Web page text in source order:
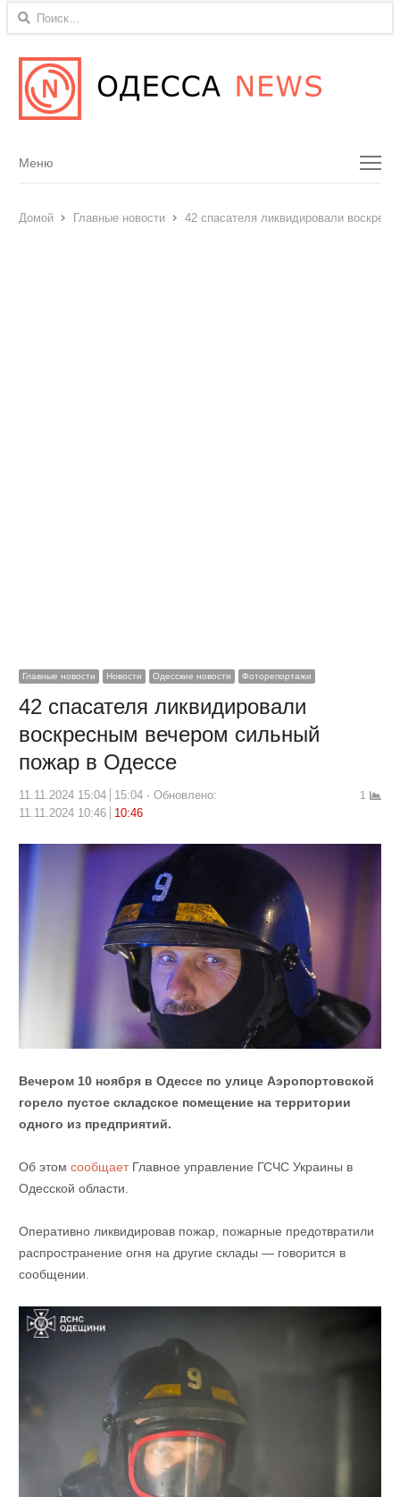
Найти:
Menu
Меню
Домой Главные новости 42 спасателя ликвидировали
Главные новости Новости Одесские новости Фоторепортажи
42 спасателя ликвидировали
воскресным вечером сильный
пожар в Одессе
11.11.2024 15:04 15:04
Обновлено:
11.11.2024 10:46
10:46
1
Вечером 10 ноября в Одессе по улице Аэропортовской
горело пустое складское помещение на территории
одного из предприятий.
Об этом сообщаетГлавное управление ГСЧС Украины в
Одесской области.
Оперативно ликвидировав пожар, пожарные предотвратили
распространение огня на другие склады — говорится в
сообщении.